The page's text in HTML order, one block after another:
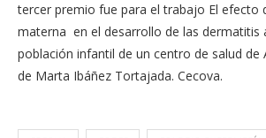
tercer premio fue para el trabajo El efecto
materna en el desarrollo de las dermatitis
población infantil de un centro de salud de
de Marta Ibáñez Tortajada. Cecova.